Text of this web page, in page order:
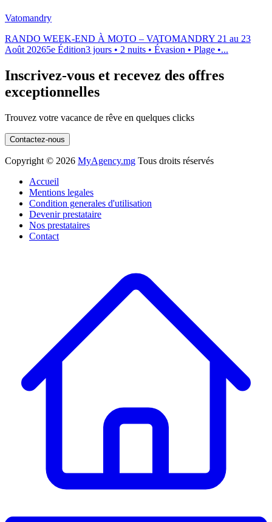
Vatomandry
RANDO WEEK-END À MOTO – VATOMANDRY 21 au 23
Août 20265e Édition3 jours • 2 nuits • Évasion • Plage •...
Inscrivez-vous et recevez des offres
exceptionnelles
Trouvez votre vacance de rêve en quelques clicks
Contactez-nous
Copyright © 2026 MyAgency.mg Tous droits réservés
Accueil
Mentions legales
Condition generales d'utilisation
Devenir prestataire
Nos prestataires
Contact